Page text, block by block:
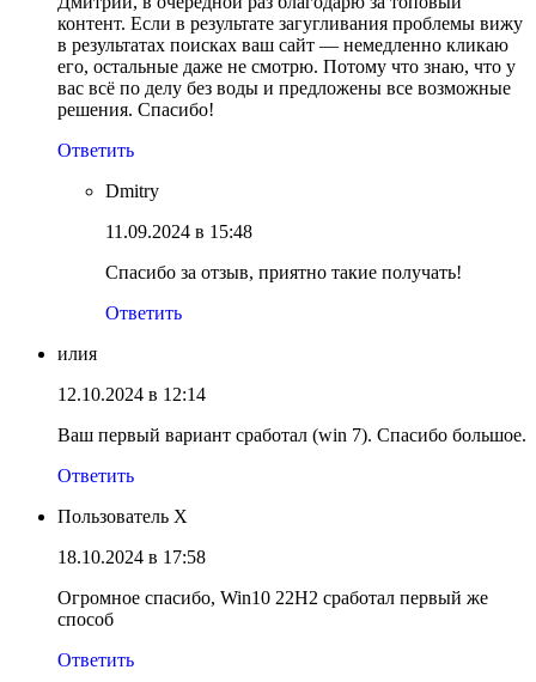
контент. Если в результате загугливания проблемы вижу
в результатах поисках ваш сайт — немедленно кликаю
его, остальные даже не смотрю. Потому что знаю, что у
вас всё по делу без воды и предложены все возможные
решения. Спасибо!
Ответить
Dmitry
11.09.2024 в 15:48
Спасибо за отзыв, приятно такие получать!
Ответить
илия
12.10.2024 в 12:14
Ваш первый вариант сработал (win 7). Спасибо большое.
Ответить
Пользователь Х
18.10.2024 в 17:58
Огромное спасибо, Win10 22H2 сработал первый же
способ
Ответить